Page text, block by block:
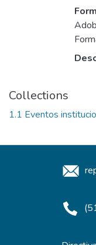
Collections
1.1 Eventos